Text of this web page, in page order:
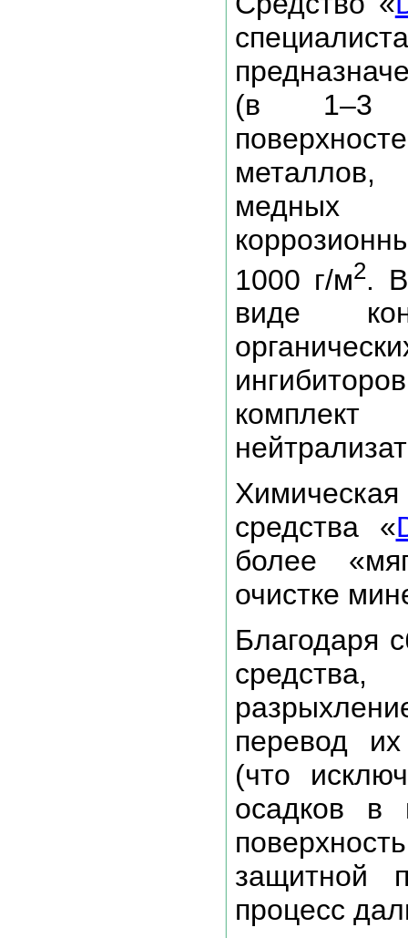
(в 1–3
медных
1000 г/м2.
виде
средства «
более
очистке
Благодаря
перевод
(что
осадков в
защитной
процесс